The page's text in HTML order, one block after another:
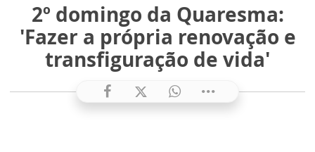
2º domingo da Quaresma:
'Fazer a própria renovação e
transfiguração de vida'